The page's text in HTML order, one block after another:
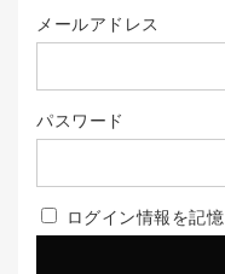
メールアドレス
パスワード
ログイン情報を記憶